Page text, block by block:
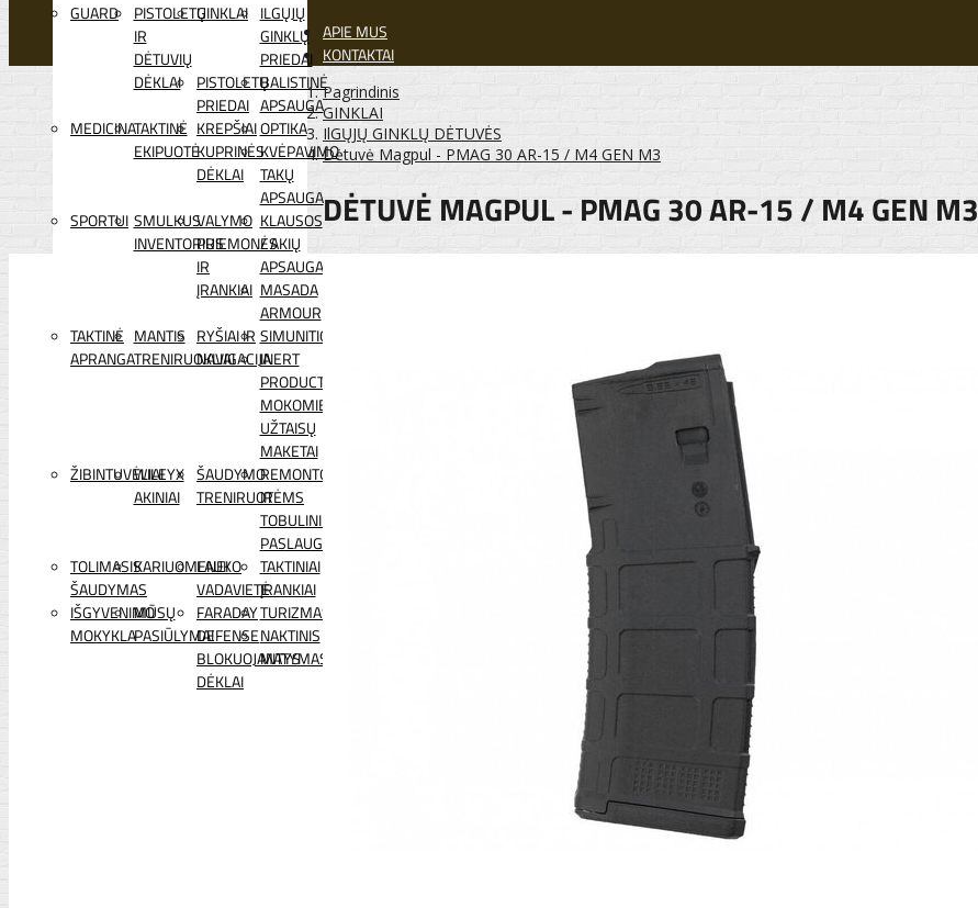
GUARD
PISTOLETŲ
IR
DĖTUVIŲ
DĖKLAI
GINKLAI ILGŲJŲ
GINKLŲ
PRIEDAI
PISTOLETŲ
PRIEDAI
BALISTINĖ
APSAUGA
MEDICINATAKTINĖ
EKIPUOTĖ
KREPŠIAI
KUPRINĖS
DĖKLAI
OPTIKA
KVĖPAVIMO
TAKŲ
APSAUGA
SPORTUI SMULKUS
INVENTORIUS
VALYMO
PRIEMONĖS
IR
ĮRANKIAI
KLAUSOS
/ AKIŲ
APSAUGA
MASADA
ARMOUR
TAKTINĖ
APRANGA
MANTIS
TRENIRUOKLIAI
RYŠIAI IR
NAVIGACIJA
SIMUNITION
INERT
PRODUCTS
MOKOMIEJI
UŽTAISŲ
MAKETAI
ŽIBINTUVĖLIAI
WILEYX
AKINIAI
ŠAUDYMO
TRENIRUOTĖMS
REMONTO
IR
TOBULINIMO
PASLAUGOS
TOLIMASIS
ŠAUDYMAS
KARIUOMENEI
LAUKO
VADAVIETĖ
TAKTINIAI
ĮRANKIAI
IŠGYVENIMO
MOKYKLA
MŪSŲ
PASIŪLYMAI
FARADAY
DEFENSE
BLOKUOJANTYS
DĖKLAI
TURIZMAS
NAKTINIS
MATYMAS
APIE MUS
KONTAKTAI
Pagrindinis
GINKLAI
IlGŲJŲ GINKLŲ DĖTUVĖS
Dėtuvė Magpul - PMAG 30 AR-15 / M4 GEN M3
DĖTUVĖ MAGPUL - PMAG 30 AR-15 / M4 GEN M3